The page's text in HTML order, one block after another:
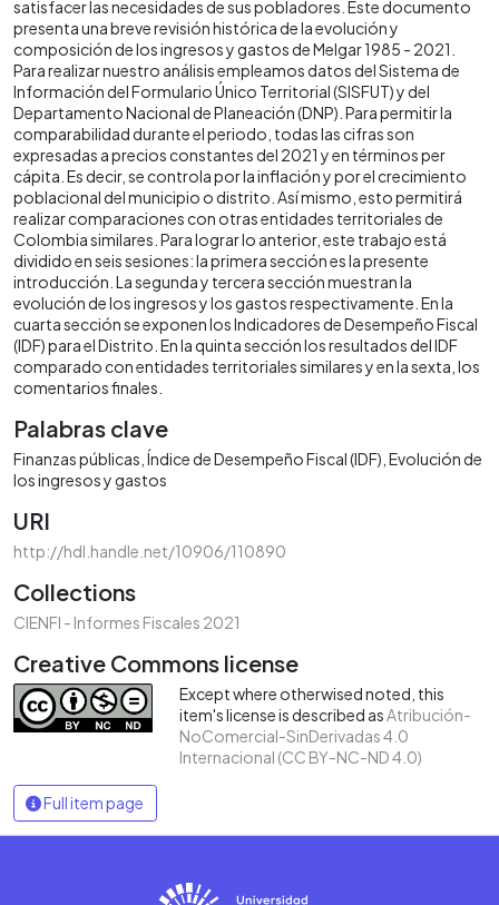
satisfacer las necesidades de sus pobladores. Este documento
presenta una breve revisión histórica de la evolución y
composición de los ingresos y gastos de Melgar 1985 - 2021.
Para realizar nuestro análisis empleamos datos del Sistema de
Información del Formulario Único Territorial (SISFUT) y del
Departamento Nacional de Planeación (DNP). Para permitir la
comparabilidad durante el periodo, todas las cifras son
expresadas a precios constantes del 2021 y en términos per
cápita. Es decir, se controla por la inflación y por el crecimiento
poblacional del municipio o distrito. Así mismo, esto permitirá
realizar comparaciones con otras entidades territoriales de
Colombia similares. Para lograr lo anterior, este trabajo está
dividido en seis sesiones: la primera sección es la presente
introducción. La segunda y tercera sección muestran la
evolución de los ingresos y los gastos respectivamente. En la
cuarta sección se exponen los Indicadores de Desempeño Fiscal
(IDF) para el Distrito. En la quinta sección los resultados del IDF
comparado con entidades territoriales similares y en la sexta, los
comentarios finales.
Palabras clave
Finanzas públicas Índice de Desempeño Fiscal (IDF) Evolución de
los ingresos y gastos
URI
http://hdl.handle.net/10906/110890
Collections
CIENFI - Informes Fiscales 2021
Creative Commons license
Except where otherwised noted, this
item's license is described asAtribución-
NoComercial-SinDerivadas 4.0
Internacional (CC BY-NC-ND 4.0)
Full item page